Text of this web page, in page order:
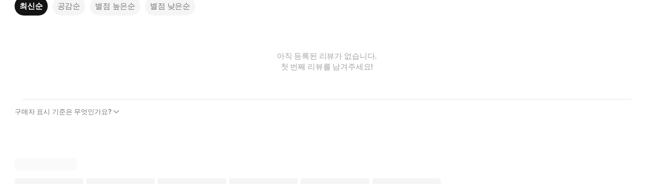
최신순 공감순 별점 높은순 별점 낮은순
아직 등록된 리뷰가 없습니다.
첫 번째 리뷰를 남겨주세요!
구매자 표시 기준은 무엇인가요?